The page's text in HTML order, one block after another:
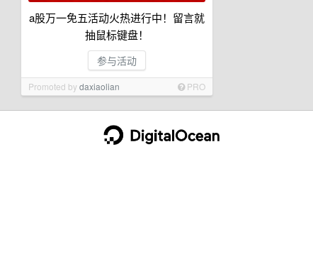
a股万一免五活动火热进行中！留言就
抽鼠标键盘！
参与活动
Promoted bydaxiaolian PRO